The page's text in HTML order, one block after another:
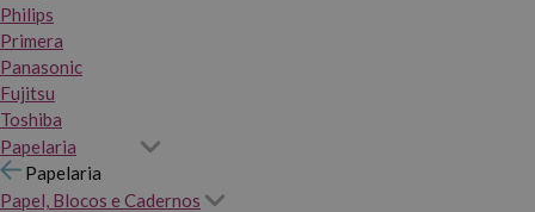
Philips
Primera
Panasonic
Fujitsu
Toshiba
Papelaria
Papelaria
Papel, Blocos e Cadernos